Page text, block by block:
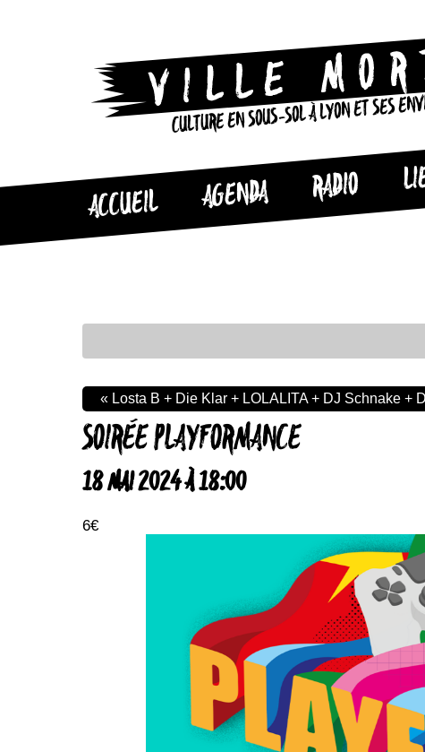
CULTURE EN SOUS-SOL À LYON ET SES
ACCUEIL AGENDA RADIO
SOIRÉE PLAYFORMANCE
18 MAI 2024 À 18:00
6€
« Losta B + Die Klar + LOLALITA + DJ Schnake +